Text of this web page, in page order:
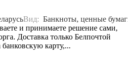
Вид: Банкноты, ценные
и принимаете решение сами,
Доставка только Белпочтой
карту,...